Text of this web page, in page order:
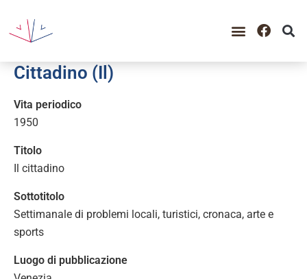
Cittadino (Il)
Vita periodico
1950
Titolo
Il cittadino
Sottotitolo
Settimanale di problemi locali, turistici, cronaca, arte e
sports
Luogo di pubblicazione